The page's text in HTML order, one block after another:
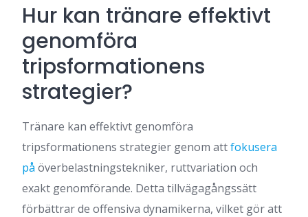
Hur kan tränare effektivt
genomföra
tripsformationens
strategier?
Tränare kan effektivt genomföra
tripsformationens strategier genom attfokusera
på överbelastningstekniker, ruttvariation och
exakt genomförande. Detta tillvägagångssätt
förbättrar de offensiva dynamikerna, vilket gör att